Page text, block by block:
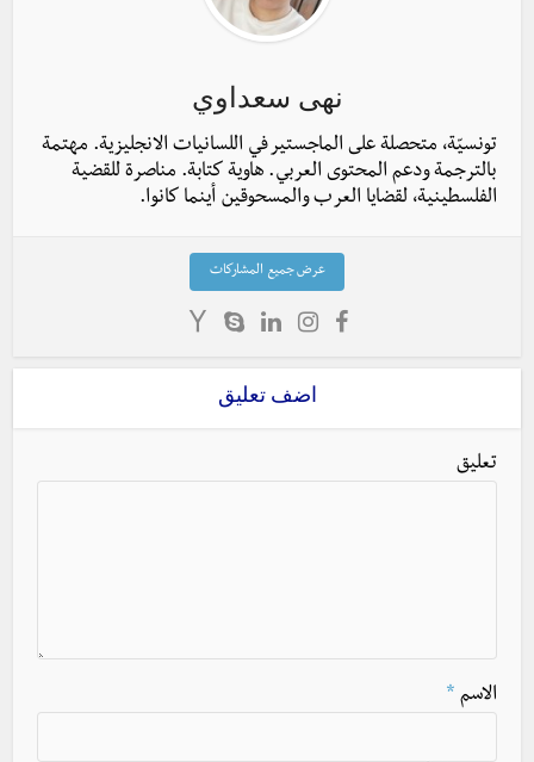
نهى سعداوي
تونسيّة، متحصلة على الماجستير في اللسانيات الانجليزية. مهتمة
بالترجمة ودعم المحتوى العربي. هاوية كتابة. مناصرة للقضية
الفلسطينية، لقضايا العرب والمسحوقين أينما كانوا.
عرض جميع المشاركات
اضف تعليق
تعليق
الاسم *